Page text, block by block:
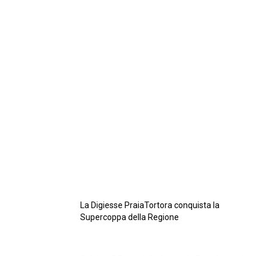
La Digiesse PraiaTortora conquista la
Supercoppa della Regione